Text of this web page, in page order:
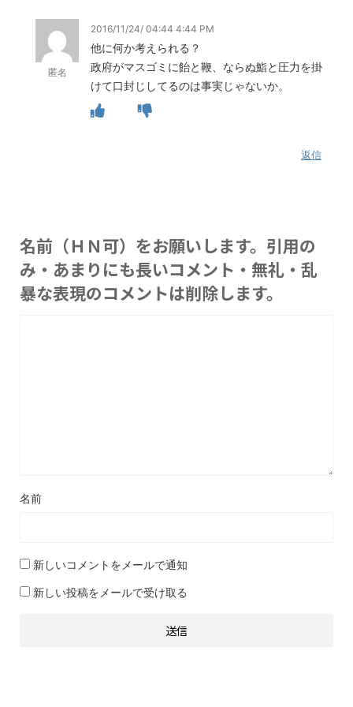
匿名
2016/11/24/ 04:44 4:44 PM
他に何か考えられる？
政府がマスゴミに飴と鞭、ならぬ鮨と圧力を掛
けて口封じしてるのは事実じゃないか。
返信
名前（ＨＮ可）をお願いします。引用の
み・あまりにも長いコメント・無礼・乱
暴な表現のコメントは削除します。
名前
新しいコメントをメールで通知
新しい投稿をメールで受け取る